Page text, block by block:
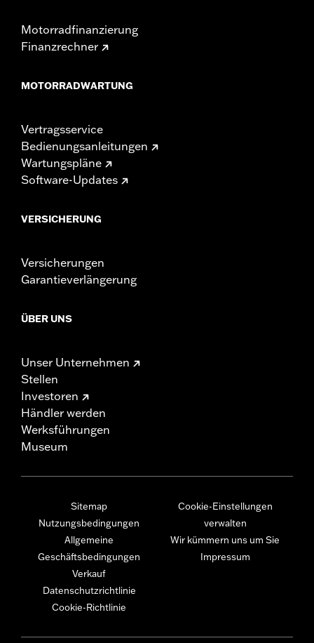
Motorradfinanzierung
Finanzrechner
MOTORRADWARTUNG
Vertragsservice
Bedienungsanleitungen
Wartungspläne
Software-Updates
VERSICHERUNG
Versicherungen
Garantieverlängerung
ÜBER UNS
Unser Unternehmen
Stellen
Investoren
Händler werden
Werksführungen
Museum
Sitemap
Nutzungsbedingungen
Allgemeine
Geschäftsbedingungen
Verkauf
Datenschutzrichtlinie
Cookie-Richtlinie
Cookie-Einstellungen
verwalten
Wir kümmern uns um Sie
Impressum